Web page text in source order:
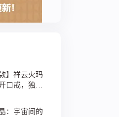
】祥云火玛
口戒，独特
结合！
：宇宙间的